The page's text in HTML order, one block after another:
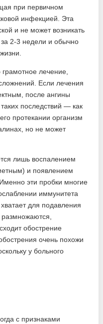
при первичном
инфекцией. Эта
и не может возникать
за 2-3 недели и обычно
лечение,
Если лечения
после ангины
последствий — как
протекании организм
но не может
лишь воспалением
и появлением
эти пробки многие
иммунитета
для подавления
обострение
очень похожи
у больного
с признаками